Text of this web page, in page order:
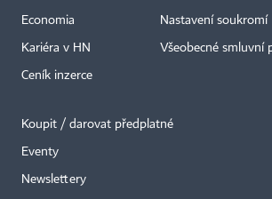
Economia
Kariéra v HN
Ceník inzerce
Nastavení soukromí
Všeobecné smluvní
Koupit / darovat předplatné
Eventy
Newslettery